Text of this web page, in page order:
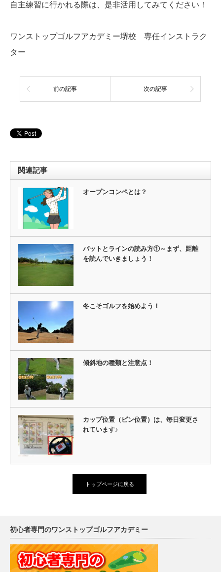
自主練習に行かれる際は、是非活用してみてください！
ワンストップゴルフアカデミー堺校 専任インストラク
ター
前の記事 次の記事
関連記事
オープンコンペとは？
パットとラインの読み方①～まず、距離
を読んでいきましょう！
冬こそゴルフを始めよう！
傾斜地の種類と注意点！
カップ位置（ピン位置）は、毎日変更さ
れています♪
トップページに戻る
初心者専門のワンストップゴルフアカデミー